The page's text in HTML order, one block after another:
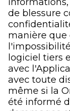
de blessure
manière que
logiciel tiers
avec
avec toute
même si la
été informé